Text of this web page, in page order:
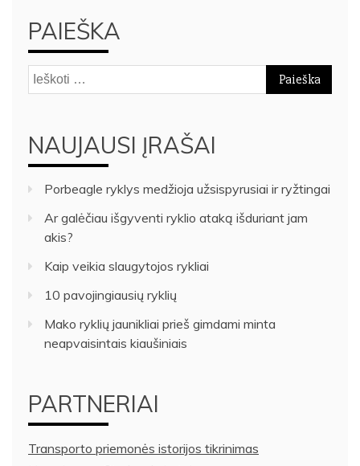
PAIEŠKA
Ieškoti:
NAUJAUSI ĮRAŠAI
Porbeagle ryklys medžioja užsispyrusiai ir ryžtingai
Ar galėčiau išgyventi ryklio ataką išduriant jam
akis?
Kaip veikia slaugytojos rykliai
10 pavojingiausių ryklių
Mako ryklių jaunikliai prieš gimdami minta
neapvaisintais kiaušiniais
PARTNERIAI
Transporto priemonės istorijos tikrinimas